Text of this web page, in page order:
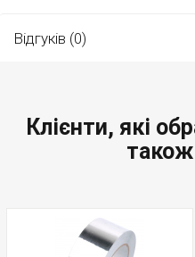
Відгуків (0)
Клієнти, які